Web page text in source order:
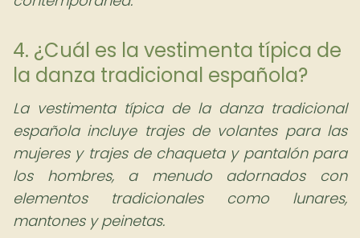
4. ¿Cuál es la vestimenta típica de
la danza tradicional española?
La vestimenta típica de la danza tradicional
española incluye trajes de volantes para las
mujeres y trajes de chaqueta y pantalón para
los hombres, a menudo adornados con
elementos tradicionales como lunares,
mantones y peinetas.